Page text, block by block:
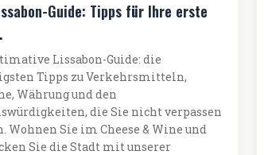
Guide: Tipps für Ihre erste
Lissabon-Guide: die
Tipps zu Verkehrsmitteln,
Währung und den
die Sie nicht verpassen
Wohnen Sie im Cheese & Wine und
Sie die Stadt mit unserer